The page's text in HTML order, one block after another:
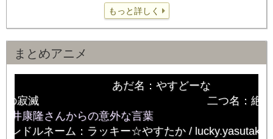
もっと詳しく
まとめアニメ